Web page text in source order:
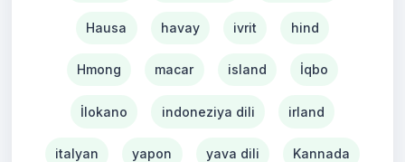
Hausa havay ivrit hind
Hmong macar island İqbo
İlokano indoneziya dili irland
italyan yapon yava dili Kannada